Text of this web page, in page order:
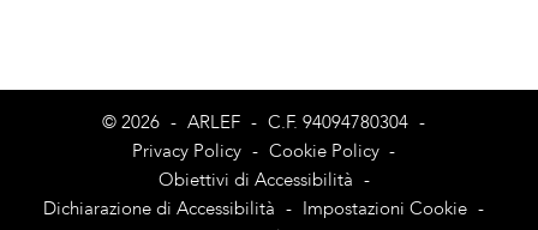
© 2026 - ARLEF - C.F. 94094780304 -
Privacy Policy - Cookie Policy -
Obiettivi di Accessibilità -
Dichiarazione di Accessibilità - Impostazioni Cookie -